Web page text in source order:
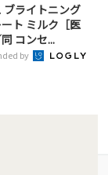
ブライトニング
ト ミルク［医
コンセ...
by